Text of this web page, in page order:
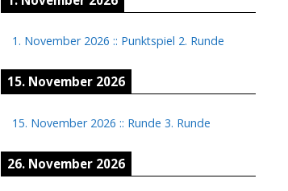
1. November 2026 :: Punktspiel 2. Runde
15. November 2026
15. November 2026 :: Runde 3. Runde
26. November 2026